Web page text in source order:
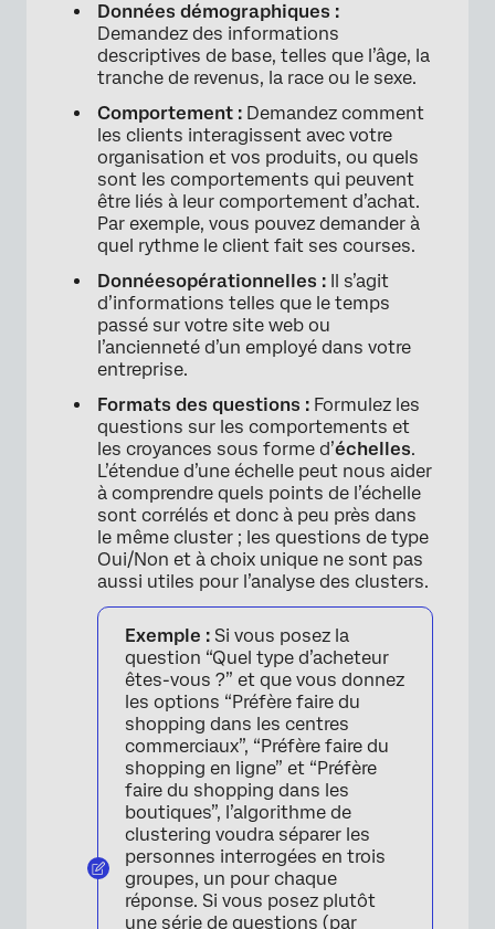
×
×
Données démographiques :
Demandez des informations
descriptives de base, telles que l’âge, la
tranche de revenus, la race ou le sexe.
Comportement : Demandez comment
les clients interagissent avec votre
organisation et vos produits, ou quels
sont les comportements qui peuvent
être liés à leur comportement d’achat.
Par exemple, vous pouvez demander à
quel rythme le client fait ses courses.
Donnéesopérationnelles : Il s’agit
d’informations telles que le temps
passé sur votre site web ou
l’ancienneté d’un employé dans votre
entreprise.
Formats des questions : Formulez les
questions sur les comportements et
les croyances sous forme d’échelles.
L’étendue d’une échelle peut nous aider
à comprendre quels points de l’échelle
sont corrélés et donc à peu près dans
le même cluster ; les questions de type
Oui/Non et à choix unique ne sont pas
aussi utiles pour l’analyse des clusters.
Exemple : Si vous posez la
question “Quel type d’acheteur
êtes-vous ?” et que vous donnez
les options “Préfère faire du
shopping dans les centres
commerciaux”, “Préfère faire du
shopping en ligne” et “Préfère
faire du shopping dans les
boutiques”, l’algorithme de
clustering voudra séparer les
personnes interrogées en trois
groupes, un pour chaque
réponse. Si vous posez plutôt
une série de questions (par